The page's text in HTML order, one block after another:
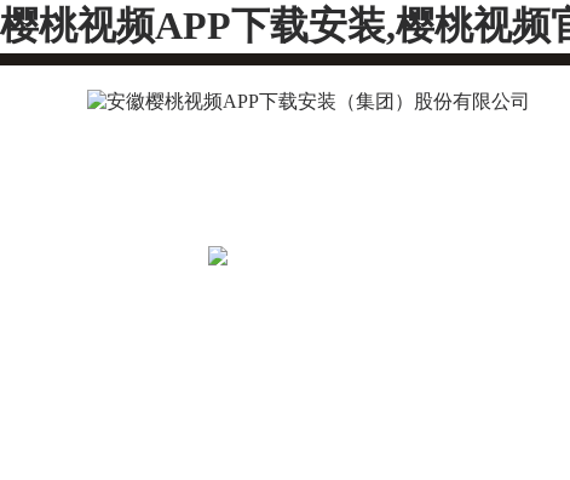
樱桃视频APP下载安装,樱桃视